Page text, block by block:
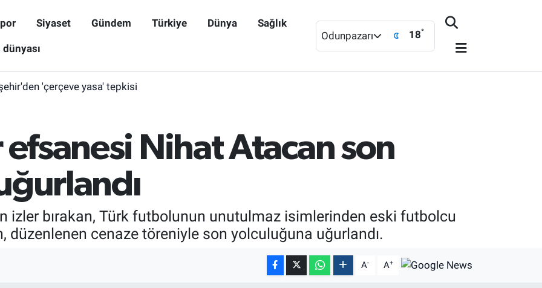
Siyaset Gündem Türkiye Dünya Sağlık
Odunpazarı 18°
'çerçeve yasa' tepkisi
efsanesi Nihat Atacan son
izler bırakan, Türk futbolunun unutulmaz isimlerinden eski futbolcu
cenaze töreniyle son yolculuğuna uğurlandı.
A- A+